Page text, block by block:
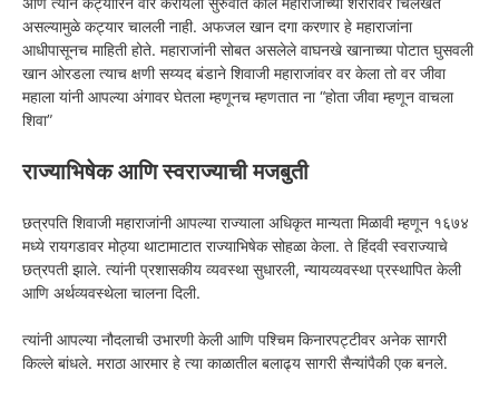
असल्यामुळे कट्यार चालली नाही. अफजल खान दगा करणार हे महाराजांना
आधीपासूनच माहिती होते. महाराजांनी सोबत असलेले वाघनखे खानाच्या पोटात घुसवली
खान ओरडला त्याच क्षणी सय्यद बंडाने शिवाजी महाराजांवर वर केला तो वर जीवा
महाला यांनी आपल्या अंगावर घेतला म्हणूनच म्हणतात ना “होता जीवा म्हणून वाचला
शिवा”
राज्याभिषेक आणि स्वराज्याची मजबुती
छत्रपति शिवाजी महाराजांनी आपल्या राज्याला अधिकृत मान्यता मिळावी म्हणून १६७४
मध्ये रायगडावर मोठ्या थाटामाटात राज्याभिषेक सोहळा केला. ते हिंदवी स्वराज्याचे
छत्रपती झाले. त्यांनी प्रशासकीय व्यवस्था सुधारली, न्यायव्यवस्था प्रस्थापित केली
आणि अर्थव्यवस्थेला चालना दिली.
त्यांनी आपल्या नौदलाची उभारणी केली आणि पश्चिम किनारपट्टीवर अनेक सागरी
किल्ले बांधले. मराठा आरमार हे त्या काळातील बलाढ्य सागरी सैन्यांपैकी एक बनले.